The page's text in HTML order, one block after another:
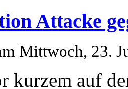
Attacke
Mittwoch, 23.
kurzem auf